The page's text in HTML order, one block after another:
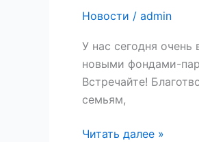
Новости / admin
У нас сегодня
новыми фондами-
Встречайте!
семьям,
Читать далее »